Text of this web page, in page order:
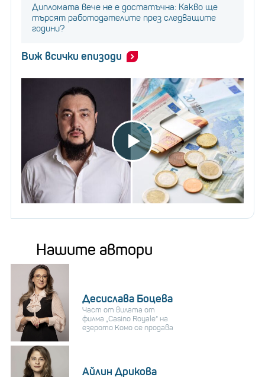
Дипломата вече не е достатъчна: Какво ще
търсят работодателите през следващите
години?
Виж всички епизоди
Нашите автори
Десислава Боцева
Част от вилата от
филма „Casino Royale“ на
езерото Комо се продава
Айлин Дрикова